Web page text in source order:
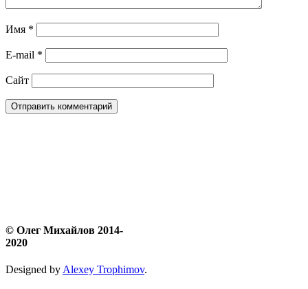
Имя *
E-mail *
Сайт
© Олег Михайлов 2014-
2020
Designed by Alexey Trophimov.